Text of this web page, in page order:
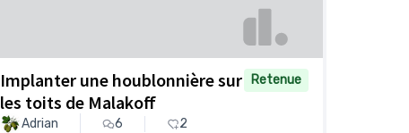
Implanter une houblonnière sur
les toits de Malakoff
Retenue
Adrian 6 2